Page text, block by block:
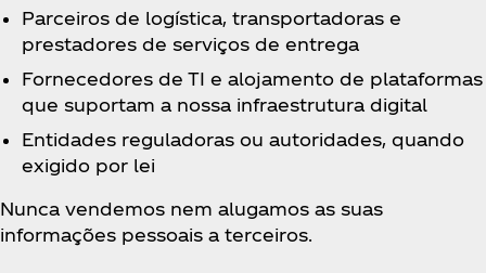
Parceiros de logística, transportadoras e
prestadores de serviços de entrega
Fornecedores de TI e alojamento de plataformas
que suportam a nossa infraestrutura digital
Entidades reguladoras ou autoridades, quando
exigido por lei
Nunca vendemos nem alugamos as suas
informações pessoais a terceiros.